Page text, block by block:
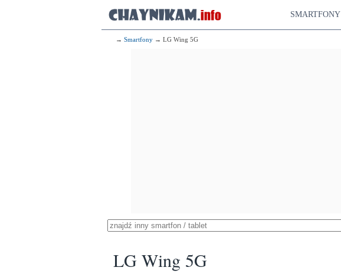
SMARTFONY
→ Smartfony → LG Wing 5G
LG Wing 5G